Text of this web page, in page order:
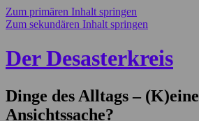
Zum primären Inhalt springen
Zum sekundären Inhalt springen
Der Desasterkreis
Dinge des Alltags – (K)eine
Ansichtssache?